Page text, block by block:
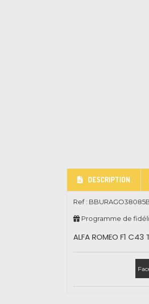
DESCRIPTION
Ref :
Programme de
ALFA ROMEO F1 C43